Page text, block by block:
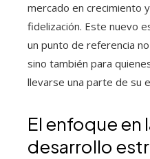
mercado en crecimiento
fidelización. Este nuevo
un punto de referencia
sino también para
llevarse una parte de su
El enfoque en
desarrollo